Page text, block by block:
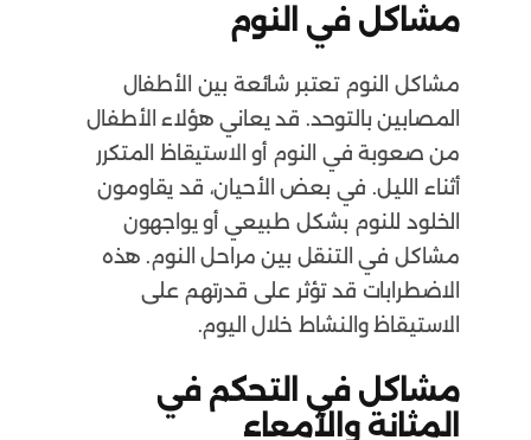
مشاكل في النوم
مشاكل النوم تعتبر شائعة بين الأطفال
المصابين بالتوحد. قد يعاني هؤلاء الأطفال
من صعوبة في النوم أو الاستيقاظ المتكرر
أثناء الليل. في بعض الأحيان، قد يقاومون
الخلود للنوم بشكل طبيعي أو يواجهون
مشاكل في التنقل بين مراحل النوم. هذه
الاضطرابات قد تؤثر على قدرتهم على
الاستيقاظ والنشاط خلال اليوم.
مشاكل في التحكم في
المثانة والأمعاء